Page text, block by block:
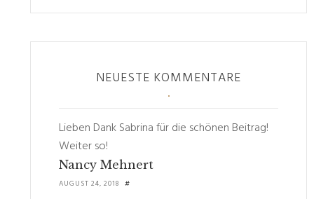
NEUESTE KOMMENTARE
Lieben Dank Sabrina für die schönen Beitrag!
Weiter so!
Nancy Mehnert
AUGUST 24, 2018 #